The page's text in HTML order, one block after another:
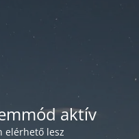
aktív
elérhető lesz